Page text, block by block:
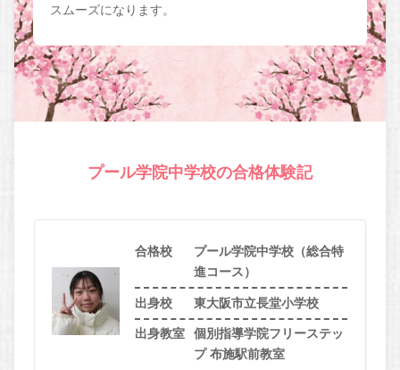
スムーズになります。
プール学院中学校の合格体験記
合格校
プール学院中学校（総合特
進コース）
出身校 東大阪市立長堂小学校
出身教室
個別指導学院フリーステッ
プ 布施駅前教室